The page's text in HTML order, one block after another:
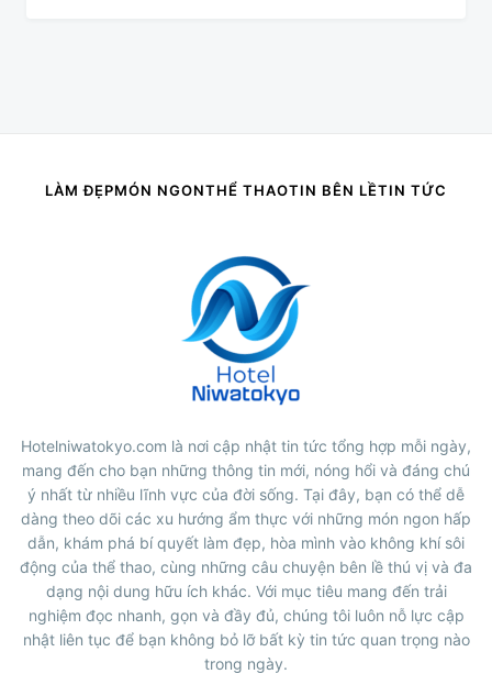
LÀM ĐẸPMÓN NGONTHỂ THAOTIN BÊN LỀTIN TỨC
Hotelniwatokyo.com là nơi cập nhật tin tức tổng hợp mỗi ngày,
mang đến cho bạn những thông tin mới, nóng hổi và đáng chú
ý nhất từ nhiều lĩnh vực của đời sống. Tại đây, bạn có thể dễ
dàng theo dõi các xu hướng ẩm thực với những món ngon hấp
dẫn, khám phá bí quyết làm đẹp, hòa mình vào không khí sôi
động của thể thao, cùng những câu chuyện bên lề thú vị và đa
dạng nội dung hữu ích khác. Với mục tiêu mang đến trải
nghiệm đọc nhanh, gọn và đầy đủ, chúng tôi luôn nỗ lực cập
nhật liên tục để bạn không bỏ lỡ bất kỳ tin tức quan trọng nào
trong ngày.